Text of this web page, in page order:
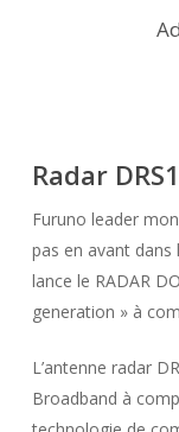
Radar
Furuno leader
pas en avant
lance le RADAR
generation » à
L’antenne radar
Broadband à